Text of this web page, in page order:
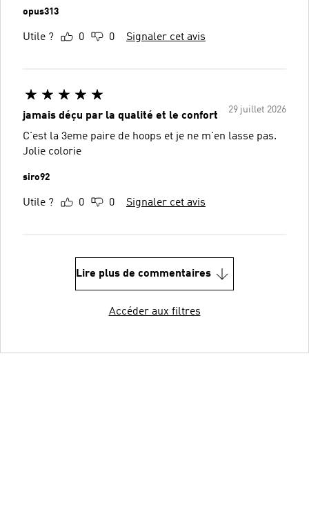
opus313
Utile ? 0 0 Signaler cet avis
29 juillet 2026
jamais déçu par la qualité et le confort
C'est la 3eme paire de hoops et je ne m'en lasse pas.
Jolie colorie
siro92
Utile ? 0 0 Signaler cet avis
Lire plus de commentaires
Accéder aux filtres